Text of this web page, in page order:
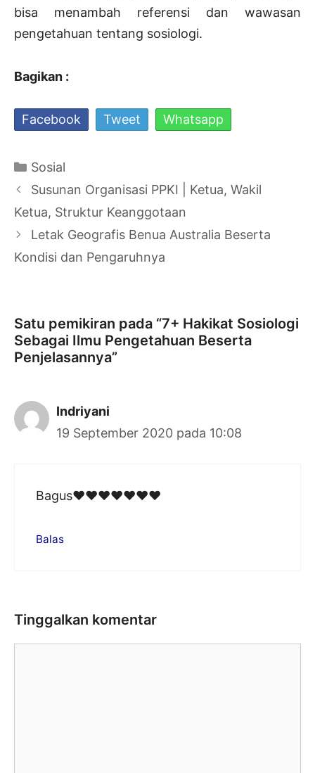
bisa menambah referensi dan wawasan
pengetahuan tentang sosiologi.
Bagikan :
Facebook Tweet Whatsapp
Kategori
Sosial
Navigasi
Tulisan
Susunan Organisasi PPKI | Ketua, Wakil
Ketua, Struktur Keanggotaan
Letak Geografis Benua Australia Beserta
Kondisi dan Pengaruhnya
Satu pemikiran pada “7+ Hakikat Sosiologi
Sebagai Ilmu Pengetahuan Beserta
Penjelasannya”
Indriyani
19 September 2020 pada 10:08
Bagus❤❤❤❤❤❤❤
Balas
Tinggalkan komentar